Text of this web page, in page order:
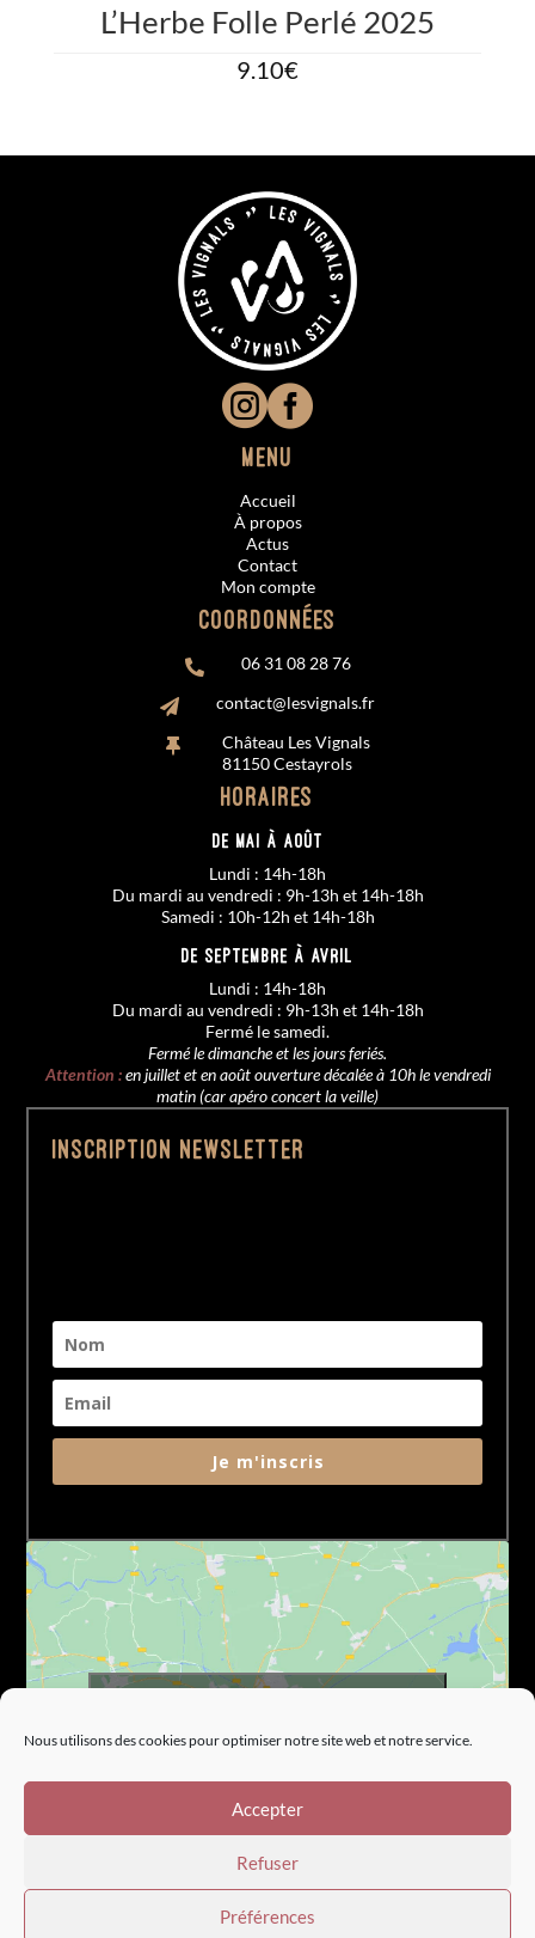
Nous utilisons des cookies pour optimiser notre site web et notre service.
Accepter
Refuser
Préférences
L’Herbe Folle Perlé 2025
9.10€

Menu
Accueil
À propos
Actus
Contact
Mon compte
Coordonnées
 06 31 08 28 76
 contact@lesvignals.fr

Château Les Vignals
81150 Cestayrols
Horaires
De MAI à AOÛT
Lundi : 14h-18h
Du mardi au vendredi : 9h-13h et 14h-18h
Samedi : 10h-12h et 14h-18h
De SEPTEMBRE à AVRIL
Lundi : 14h-18h
Du mardi au vendredi : 9h-13h et 14h-18h
Fermé le samedi.
Fermé le dimanche et les jours feriés.
Attention :en juillet et en août ouverture décalée à 10h le vendredi
matin (car apéro concert la veille)
Inscription Newsletter
Je m'inscris